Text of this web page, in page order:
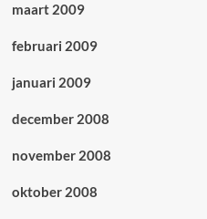
maart 2009
februari 2009
januari 2009
december 2008
november 2008
oktober 2008